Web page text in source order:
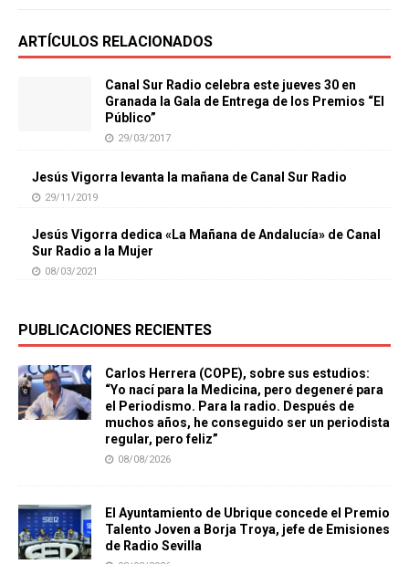
ARTÍCULOS RELACIONADOS
Canal Sur Radio celebra este jueves 30 en
Granada la Gala de Entrega de los Premios “El
Público”
29/03/2017
Jesús Vigorra levanta la mañana de Canal Sur Radio
29/11/2019
Jesús Vigorra dedica «La Mañana de Andalucía» de Canal
Sur Radio a la Mujer
08/03/2021
PUBLICACIONES RECIENTES
Carlos Herrera (COPE), sobre sus estudios:
“Yo nací para la Medicina, pero degeneré para
el Periodismo. Para la radio. Después de
muchos años, he conseguido ser un periodista
regular, pero feliz”
08/08/2026
El Ayuntamiento de Ubrique concede el Premio
Talento Joven a Borja Troya, jefe de Emisiones
de Radio Sevilla